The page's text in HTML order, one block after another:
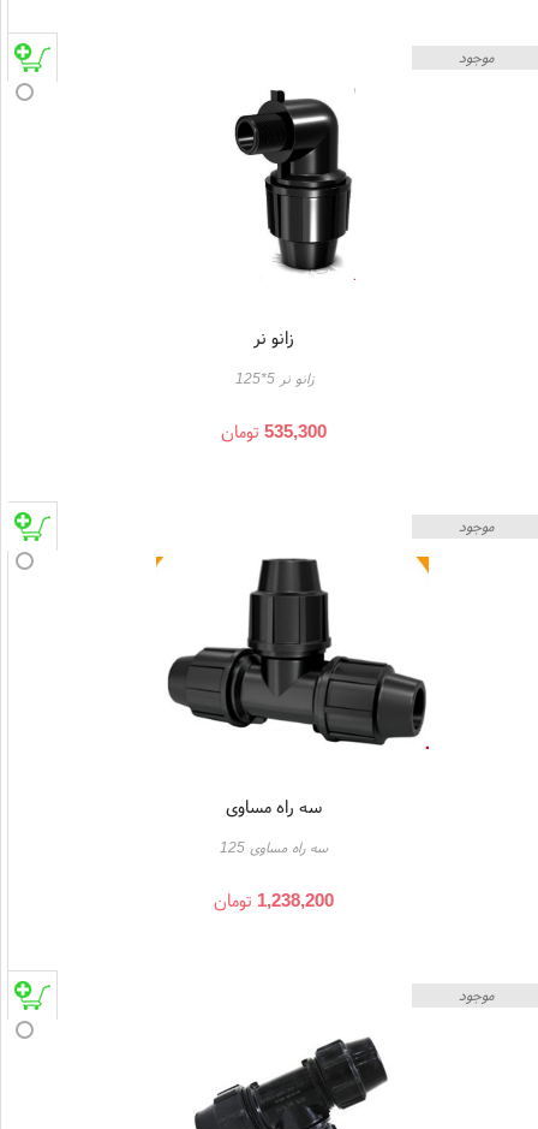
موجود
زانو نر
زانو نر 5*125
535,300تومان
موجود
سه راه مساوی
سه راه مساوی 125
1,238,200 تومان
موجود